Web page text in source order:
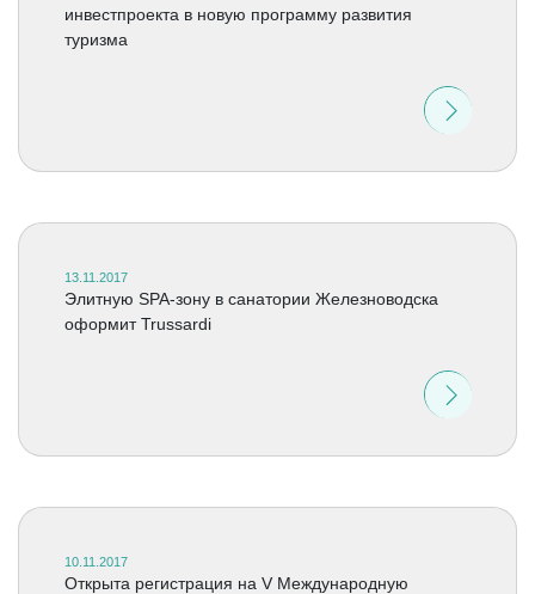
инвестпроекта в новую программу развития
туризма
13.11.2017
Элитную SPA-зону в санатории Железноводска
оформит Trussardi
10.11.2017
Открыта регистрация на V Международную